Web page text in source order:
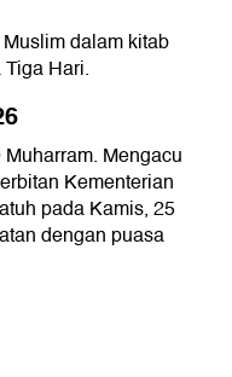
dalam kitab
Hari.
Mengacu
Kementerian
pada Kamis, 25
dengan puasa